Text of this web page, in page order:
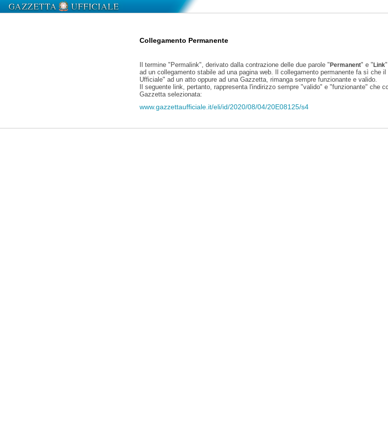
Collegamento Permanente
Il termine "Permalink", derivato dalla contrazione delle due parole "Permanent" e "Link
ad un collegamento stabile ad una pagina web. Il collegamento permanente fa sì che
Ufficiale" ad un atto oppure ad una Gazzetta, rimanga sempre funzionante e valido.
Il seguente link, pertanto, rappresenta l'indirizzo sempre "valido" e "funzionante" che
Gazzetta selezionata:
www.gazzettaufficiale.it/eli/id/2020/08/04/20E08125/s4